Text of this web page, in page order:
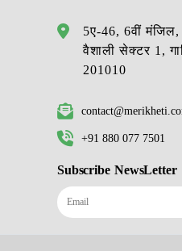
5ए-46, 6वीं
वैशाली सेक्टर 1,
201010
+91 880 077 7501
Subscribe NewsLetter